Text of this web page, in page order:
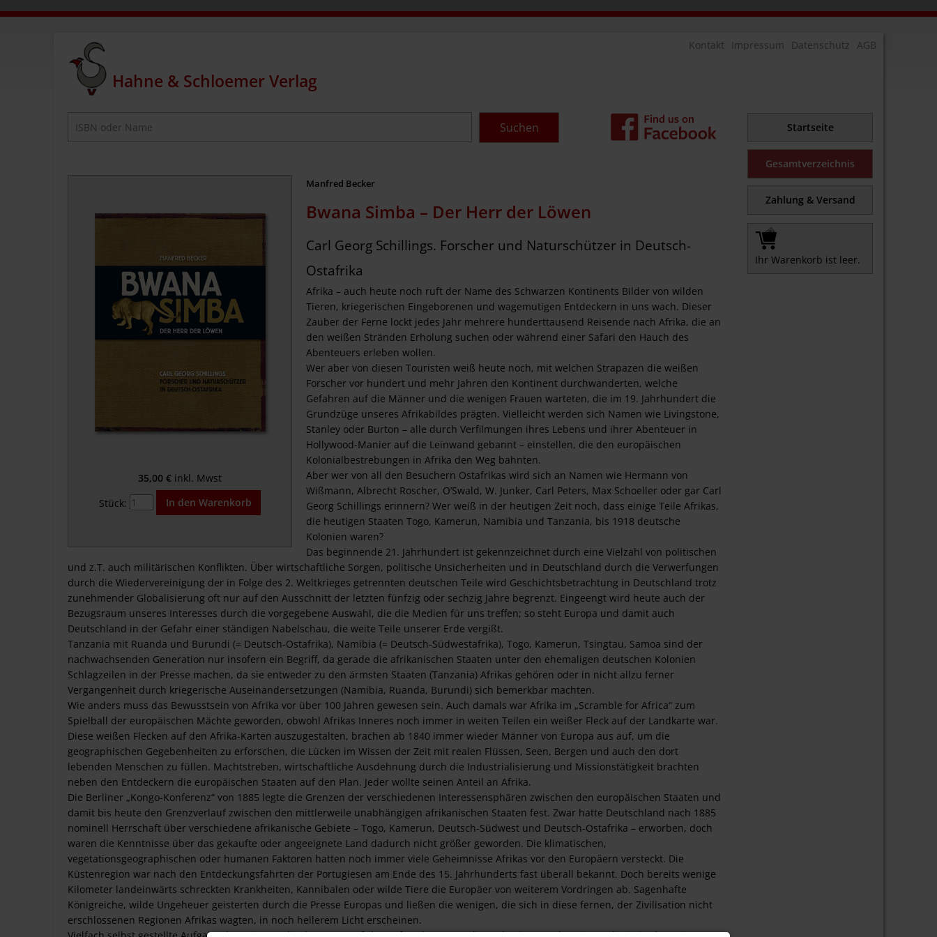
AGB
Datenschutz
Impressum
Kontakt
Hahne & Schloemer Verlag
Suchbegriffe
Suchen
35,00 €
Stück:
Manfred Becker
Bwana Simba – Der Herr der Löwen
Carl Georg Schillings. Forscher und Naturschützer in Deutsch-
Ostafrika
Afrika – auch heute noch ruft der Name des Schwarzen Kontinents Bilder von wilden
Tieren, kriegerischen Eingeborenen und wagemutigen Entdeckern in uns wach. Dieser
Zauber der Ferne lockt jedes Jahr mehrere hunderttausend Reisende nach Afrika, die an
den weißen Stränden Erholung suchen oder während einer Safari den Hauch des
Abenteuers erleben wollen.
Wer aber von diesen Touristen weiß heute noch, mit welchen Strapazen die weißen
Forscher vor hundert und mehr Jahren den Kontinent durchwanderten, welche
Gefahren auf die Männer und die wenigen Frauen warteten, die im 19. Jahrhundert die
Grundzüge unseres Afrikabildes prägten. Vielleicht werden sich Namen wie Livingstone,
Stanley oder Burton – alle durch Verfilmungen ihres Lebens und ihrer Abenteuer in
Hollywood-Manier auf die Leinwand gebannt – einstellen, die den europäischen
Kolonialbestrebungen in Afrika den Weg bahnten.
Aber wer von all den Besuchern Ostafrikas wird sich an Namen wie Hermann von
Wißmann, Albrecht Roscher, O’Swald, W. Junker, Carl Peters, Max Schoeller oder gar Carl
Georg Schillings erinnern? Wer weiß in der heutigen Zeit noch, dass einige Teile Afrikas,
die heutigen Staaten Togo, Kamerun, Namibia und Tanzania, bis 1918 deutsche
Kolonien waren?
Das beginnende 21. Jahrhundert ist gekennzeichnet durch eine Vielzahl von politischen
und z.T. auch militärischen Konflikten. Über wirtschaftliche Sorgen, politische Unsicherheiten und in Deutschland durch die Verwerfungen
durch die Wiedervereinigung der in Folge des 2. Weltkrieges getrennten deutschen Teile wird Geschichtsbetrachtung in Deutschland trotz
zunehmender Globalisierung oft nur auf den Ausschnitt der letzten fünfzig oder sechzig Jahre begrenzt. Eingeengt wird heute auch der
Bezugsraum unseres Interesses durch die vorgegebene Auswahl, die die Medien für uns treffen; so steht Europa und damit auch
Deutschland in der Gefahr einer ständigen Nabelschau, die weite Teile unserer Erde vergißt.
Tanzania mit Ruanda und Burundi (= Deutsch-Ostafrika), Namibia (= Deutsch-Südwestafrika), Togo, Kamerun, Tsingtau, Samoa sind der
nachwachsenden Generation nur insofern ein Begriff, da gerade die afrikanischen Staaten unter den ehemaligen deutschen Kolonien
Schlagzeilen in der Presse machen, da sie entweder zu den ärmsten Staaten (Tanzania) Afrikas gehören oder in nicht allzu ferner
Vergangenheit durch kriegerische Auseinandersetzungen (Namibia, Ruanda, Burundi) sich bemerkbar machten.
Wie anders muss das Bewusstsein von Afrika vor über 100 Jahren gewesen sein. Auch damals war Afrika im „Scramble for Africa“ zum
Spielball der europäischen Mächte geworden, obwohl Afrikas Inneres noch immer in weiten Teilen ein weißer Fleck auf der Landkarte war.
Diese weißen Flecken auf den Afrika-Karten auszugestalten, brachen ab 1840 immer wieder Männer von Europa aus auf, um die
geographischen Gegebenheiten zu erforschen, die Lücken im Wissen der Zeit mit realen Flüssen, Seen, Bergen und auch den dort
lebenden Menschen zu füllen. Machtstreben, wirtschaftliche Ausdehnung durch die Industrialisierung und Missionstätigkeit brachten
neben den Entdeckern die europäischen Staaten auf den Plan. Jeder wollte seinen Anteil an Afrika.
Die Berliner „Kongo-Konferenz“ von 1885 legte die Grenzen der verschiedenen Interessensphären zwischen den europäischen Staaten und
damit bis heute den Grenzverlauf zwischen den mittlerweile unabhängigen afrikanischen Staaten fest. Zwar hatte Deutschland nach 1885
nominell Herrschaft über verschiedene afrikanische Gebiete – Togo, Kamerun, Deutsch-Südwest und Deutsch-Ostafrika – erworben, doch
waren die Kenntnisse über das gekaufte oder angeeignete Land dadurch nicht größer geworden. Die klimatischen,
vegetationsgeographischen oder humanen Faktoren hatten noch immer viele Geheimnisse Afrikas vor den Europäern versteckt. Die
Küstenregion war nach den Entdeckungsfahrten der Portugiesen am Ende des 15. Jahrhunderts fast überall bekannt. Doch bereits wenige
Kilometer landeinwärts schreckten Krankheiten, Kannibalen oder wilde Tiere die Europäer von weiterem Vordringen ab. Sagenhafte
Königreiche, wilde Ungeheuer geisterten durch die Presse Europas und ließen die wenigen, die sich in diese fernen, der Zivilisation nicht
erschlossenen Regionen Afrikas wagten, in noch hellerem Licht erscheinen.
Navigation
überspringenStartseite
Gesamtverzeichnis
Zahlung & Versand
Ihr Warenkorb ist leer.